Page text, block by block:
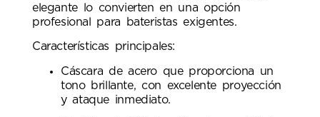
elegante lo convierten en una opción
profesional para bateristas exigentes.
Características principales:
Cáscara de acero que proporciona un
tono brillante, con excelente proyección
y ataque inmediato.